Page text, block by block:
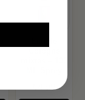
€4.99